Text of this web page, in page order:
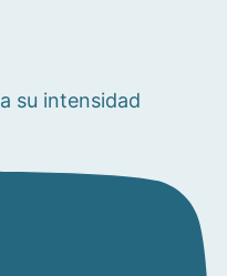
su intensidad